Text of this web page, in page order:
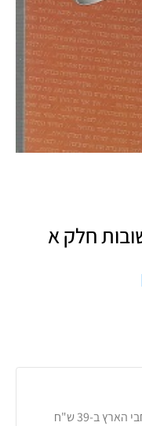
חלק א
שליח עד הבית לכל רחבי הארץ ב-39 ש"ח